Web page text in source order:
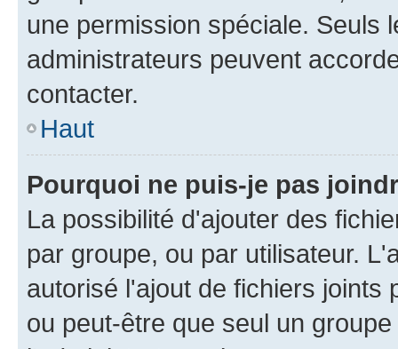
une permission spéciale. Seuls
administrateurs peuvent
contacter.
Haut
Pourquoi ne puis-je pas
La possibilité d'ajouter des
par groupe, ou par utilisateur.
autorisé l'ajout de fichiers joints
ou peut-être que seul un